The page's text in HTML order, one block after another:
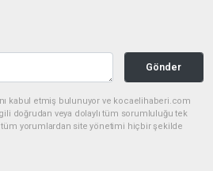
Gönder
kabul etmiş bulunuyor ve kocaelihaberi.com
doğrudan veya dolaylı tüm sorumluluğu tek
tüm yorumlardan site yönetimi hiçbir şekilde